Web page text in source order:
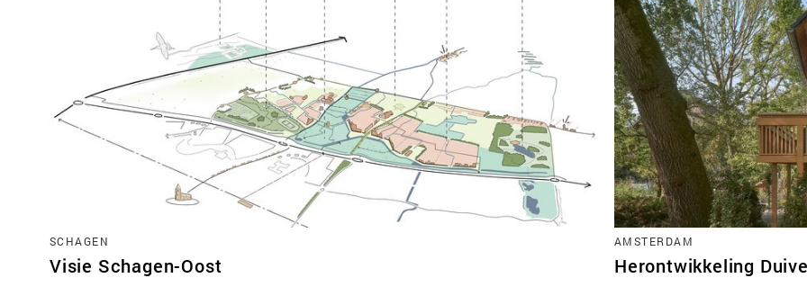
SCHAGEN
Visie Schagen-Oost
AMSTERDAM
Herontwikkeling